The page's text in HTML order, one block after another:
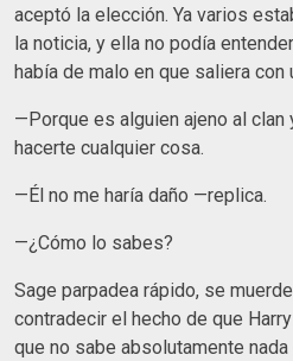
aceptó la elección. Ya varios
la noticia, y ella no podía
había de malo en que saliera
—Porque es alguien ajeno al
hacerte cualquier cosa.
—Él no me haría daño —replica.
—¿Cómo lo sabes?
Sage parpadea rápido, se
contradecir el hecho de que
que no sabe absolutamente